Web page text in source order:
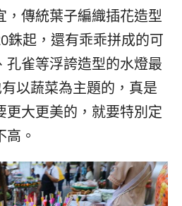
，傳統葉子編織插花造型
銖起，還有乖乖拼成的可
孔雀等浮誇造型的水燈最
以蔬菜為主題的，真是
更大更美的，就要特別定
。